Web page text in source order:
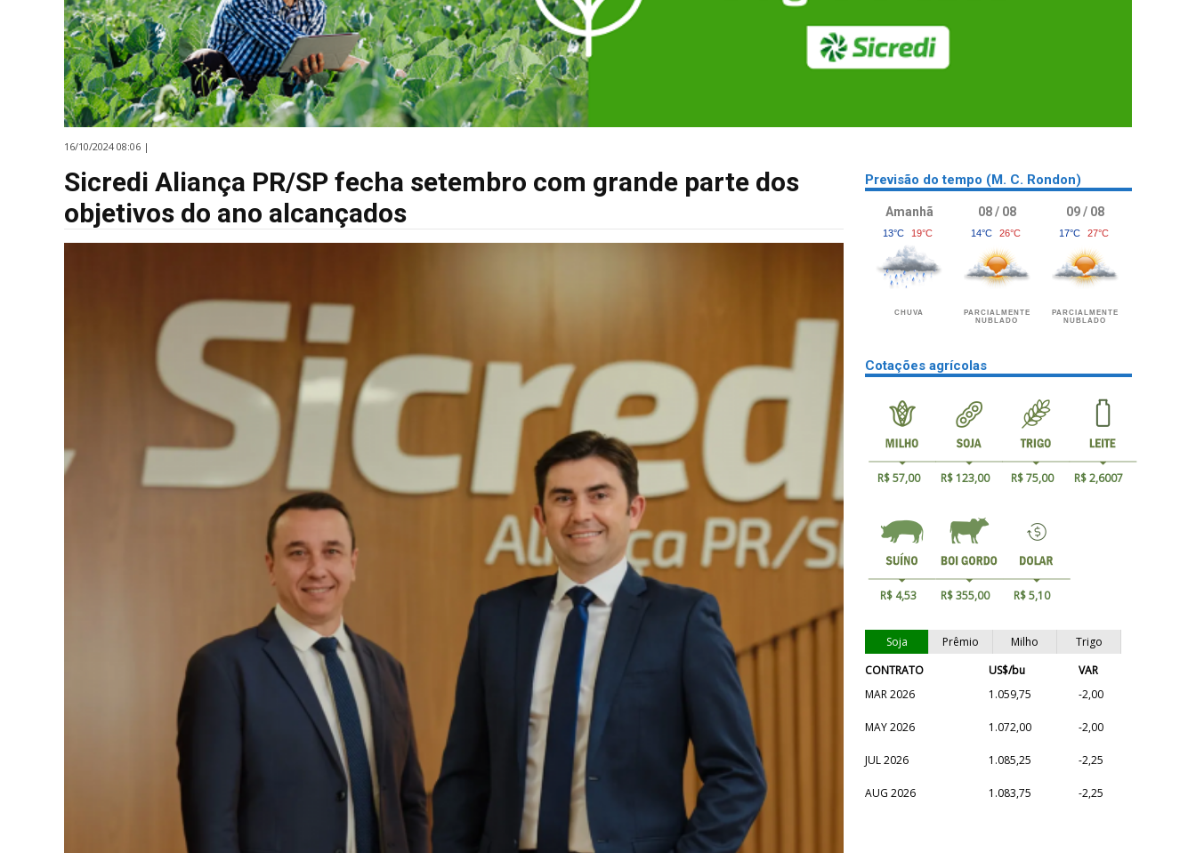
16/10/2024 08:06 |
Sicredi Aliança PR/SP fecha setembro com grande parte dos
objetivos do ano alcançados
Previsão do tempo (M. C. Rondon)
Amanhã
13°C 19°C
CHUVA
08 / 08
14°C 26°C
PARCIALMENTE
NUBLADO
09 / 08
17°C 27°C
PARCIALMENTE
NUBLADO
Cotações agrícolas
R$ 57,00 R$ 123,00 R$ 75,00 R$ 2,6007
R$ 4,53 R$ 355,00 R$ 5,10
Soja Prêmio Milho
Trigo
CONTRATO
US$/bu
VAR
MAR 2026
1.059,75 -2,00
MAY 2026 1.072,00 -2,00
JUL 2026 1.085,25 -2,25
AUG 2026 1.083,75 -2,25